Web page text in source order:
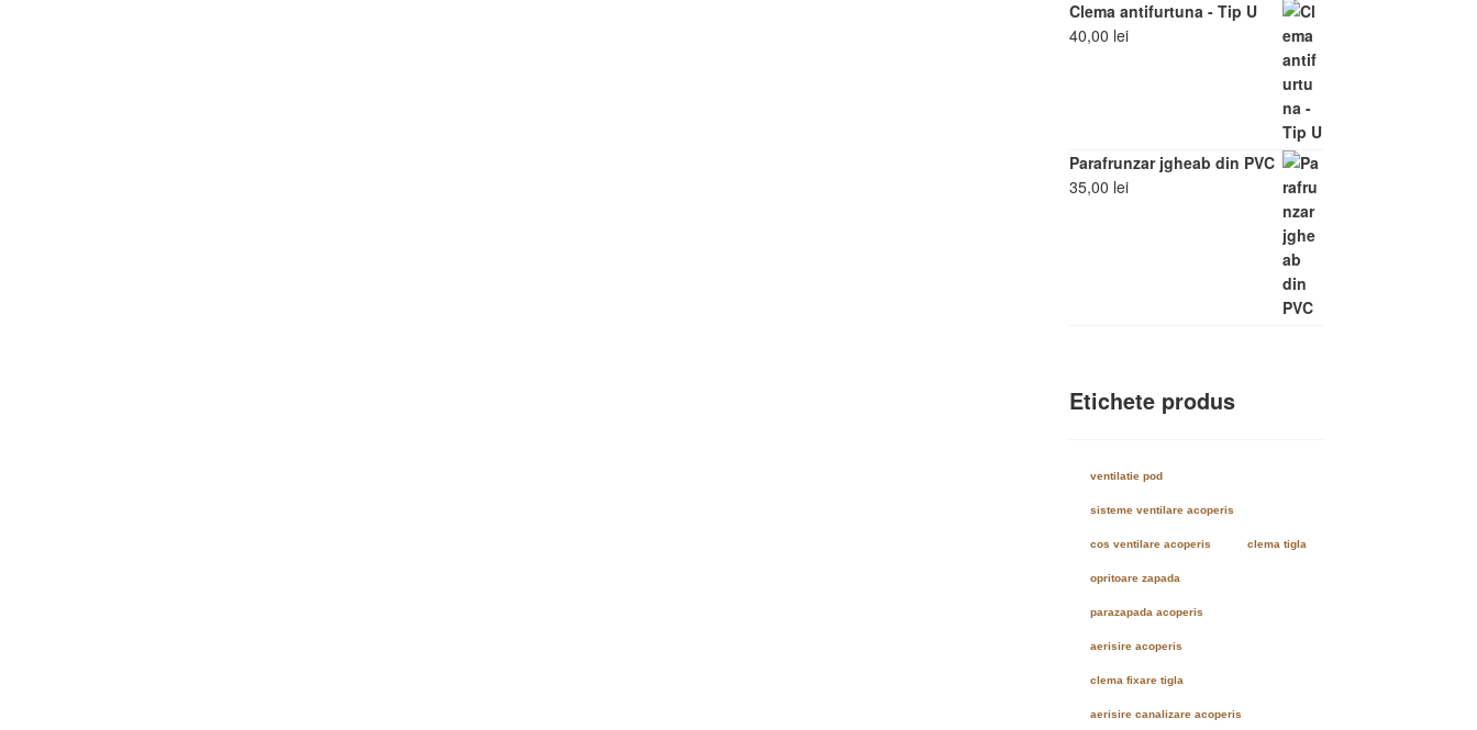
Clema antifurtuna - Tip U
40,00 lei
Parafrunzar jgheab din PVC
35,00 lei
Etichete produs
ventilatie pod
sisteme ventilare acoperis
cos ventilare acoperis clema tigla
opritoare zapada
parazapada acoperis
aerisire acoperis
clema fixare tigla
aerisire canalizare acoperis